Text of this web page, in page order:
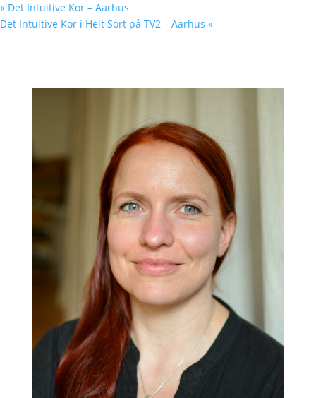
« Det Intuitive Kor – Aarhus
Det Intuitive Kor i Helt Sort på TV2 – Aarhus »